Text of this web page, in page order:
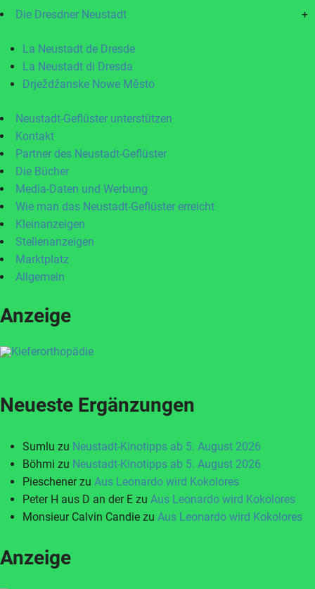
Die Dresdner Neustadt +
La Neustadt de Dresde
La Neustadt di Dresda
Drježdźanske Nowe Město
Neustadt-Geflüster unterstützen
Kontakt
Partner des Neustadt-Geflüster
Die Bücher
Media-Daten und Werbung
Wie man das Neustadt-Geflüster erreicht
Kleinanzeigen
Stellenanzeigen
Marktplatz
Allgemein
Anzeige
Neueste Ergänzungen
Sumlu zu Neustadt-Kinotipps ab 5. August 2026
Böhmi zu Neustadt-Kinotipps ab 5. August 2026
Pieschenerzu Aus Leonardo wird Kokolores
Peter H aus D an der E zu Aus Leonardo wird Kokolores
Monsieur Calvin Candie zu Aus Leonardo wird Kokolores
Anzeige